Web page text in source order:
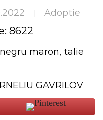
Adoptie
8622
maron, talie
GAVRILOV